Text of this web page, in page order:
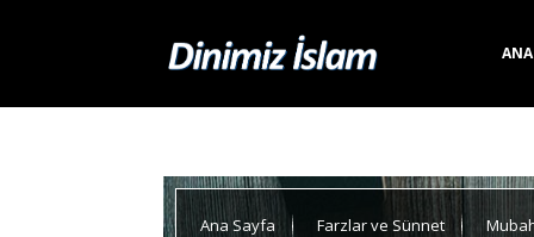
Ana Sayfa Farzlar ve Sünnet